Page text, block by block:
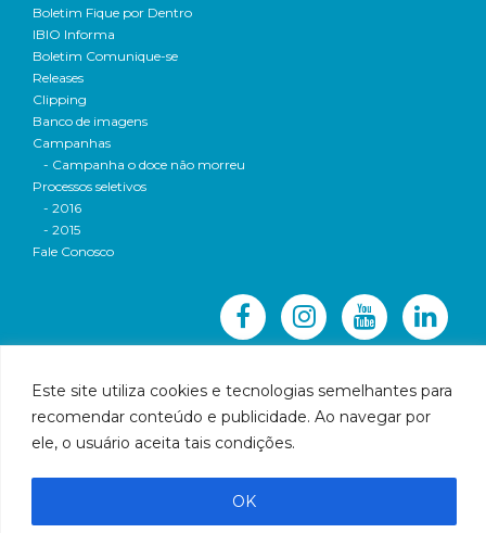
Este site utiliza cookies e tecnologias semelhantes para
recomendar conteúdo e publicidade. Ao navegar por
ele, o usuário aceita tais condições.
OK
Boletim Fique por Dentro
IBIO Informa
Boletim Comunique-se
Releases
Clipping
Banco de imagens
Campanhas
- Campanha o doce não morreu
Processos seletivos
- 2016
- 2015
Fale Conosco
© 2016 CBH-Doce - Todos os direitos reservados
Valadares | Email:cbhbaciadoriodoce@gmail.com